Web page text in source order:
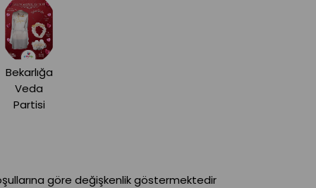
Bekarlığa
Veda
Partisi
göre değişkenlik göstermektedir